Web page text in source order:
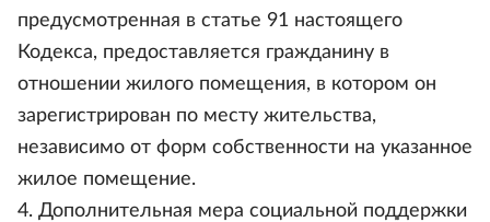
предусмотренная в статье 91 настоящего
Кодекса, предоставляется гражданину в
отношении жилого помещения, в котором он
зарегистрирован по месту жительства,
независимо от форм собственности на указанное
жилое помещение.
4. Дополнительная мера социальной поддержки